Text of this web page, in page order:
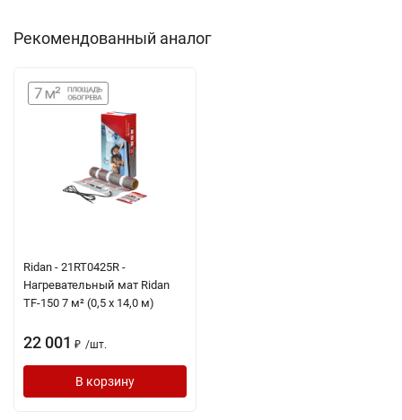
Рекомендованный аналог
Ridan - 21RT0425R -
Нагревательный мат Ridan
TF-150 7 м² (0,5 х 14,0 м)
22 001 ₽ /шт.
В корзину